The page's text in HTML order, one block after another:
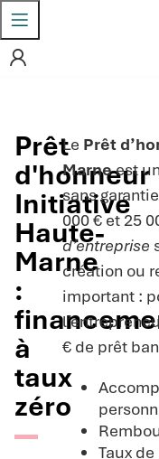
Prêt
d'honneur
Initiative
Haute-
Marne
:
à
taux
zéro
Le Prêt
Marneest
sans
000 € et 25
d’entreprise
création ou
important :
€ de prêt
Taux